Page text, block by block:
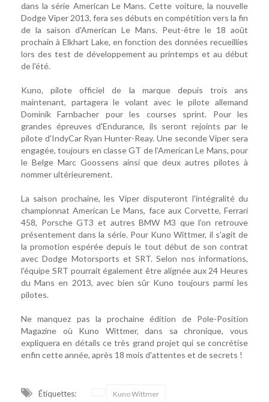
dans la série American Le Mans. Cette voiture, la nouvelle
Dodge Viper 2013, fera ses débuts en compétition vers la fin
de la saison d'American Le Mans. Peut-être le 18 août
prochain à Elkhart Lake, en fonction des données recueillies
lors des test de développement au printemps et au début
de l'été.
Kuno, pilote officiel de la marque depuis trois ans
maintenant, partagera le volant avec le pilote allemand
Dominik Farnbacher pour les courses sprint. Pour les
grandes épreuves d'Endurance, ils seront rejoints par le
pilote d'IndyCar Ryan Hunter-Reay. Une seconde Viper sera
engagée, toujours en classe GT de l'American Le Mans, pour
le Belge Marc Goossens ainsi que deux autres pilotes à
nommer ultérieurement.
La saison prochaine, les Viper disputeront l'intégralité du
championnat American Le Mans, face aux Corvette, Ferrari
458, Porsche GT3 et autres BMW M3 que l'on retrouve
présentement dans la série. Pour Kuno Wittmer, il s'agit de
la promotion espérée depuis le tout début de son contrat
avec Dodge Motorsports et SRT. Selon nos informations,
l'équipe SRT pourrait également être alignée aux 24 Heures
du Mans en 2013, avec bien sûr Kuno toujours parmi les
pilotes.
Ne manquez pas la prochaine édition de Pole-Position
Magazine où Kuno Wittmer, dans sa chronique, vous
expliquera en détails ce très grand projet qui se concrétise
enfin cette année, après 18 mois d'attentes et de secrets !
Étiquettes: Kuno Wittmer